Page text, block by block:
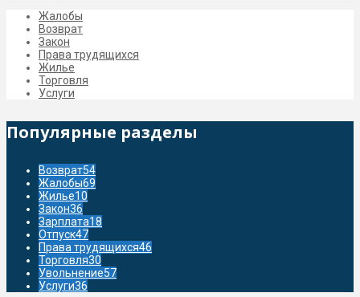
Жалобы
Возврат
Закон
Права трудящихся
Жилье
Торговля
Услуги
Популярные разделы
Возврат54
Жалобы69
Жилье10
Закон36
Зарплата18
Отпуск47
Права трудящихся46
Торговля30
Увольнение57
Услуги36